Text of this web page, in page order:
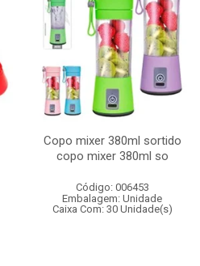
Copo mixer 380ml sortido
copo mixer 380ml so
Código: 006453
Embalagem: Unidade
Caixa Com: 30 Unidade(s)